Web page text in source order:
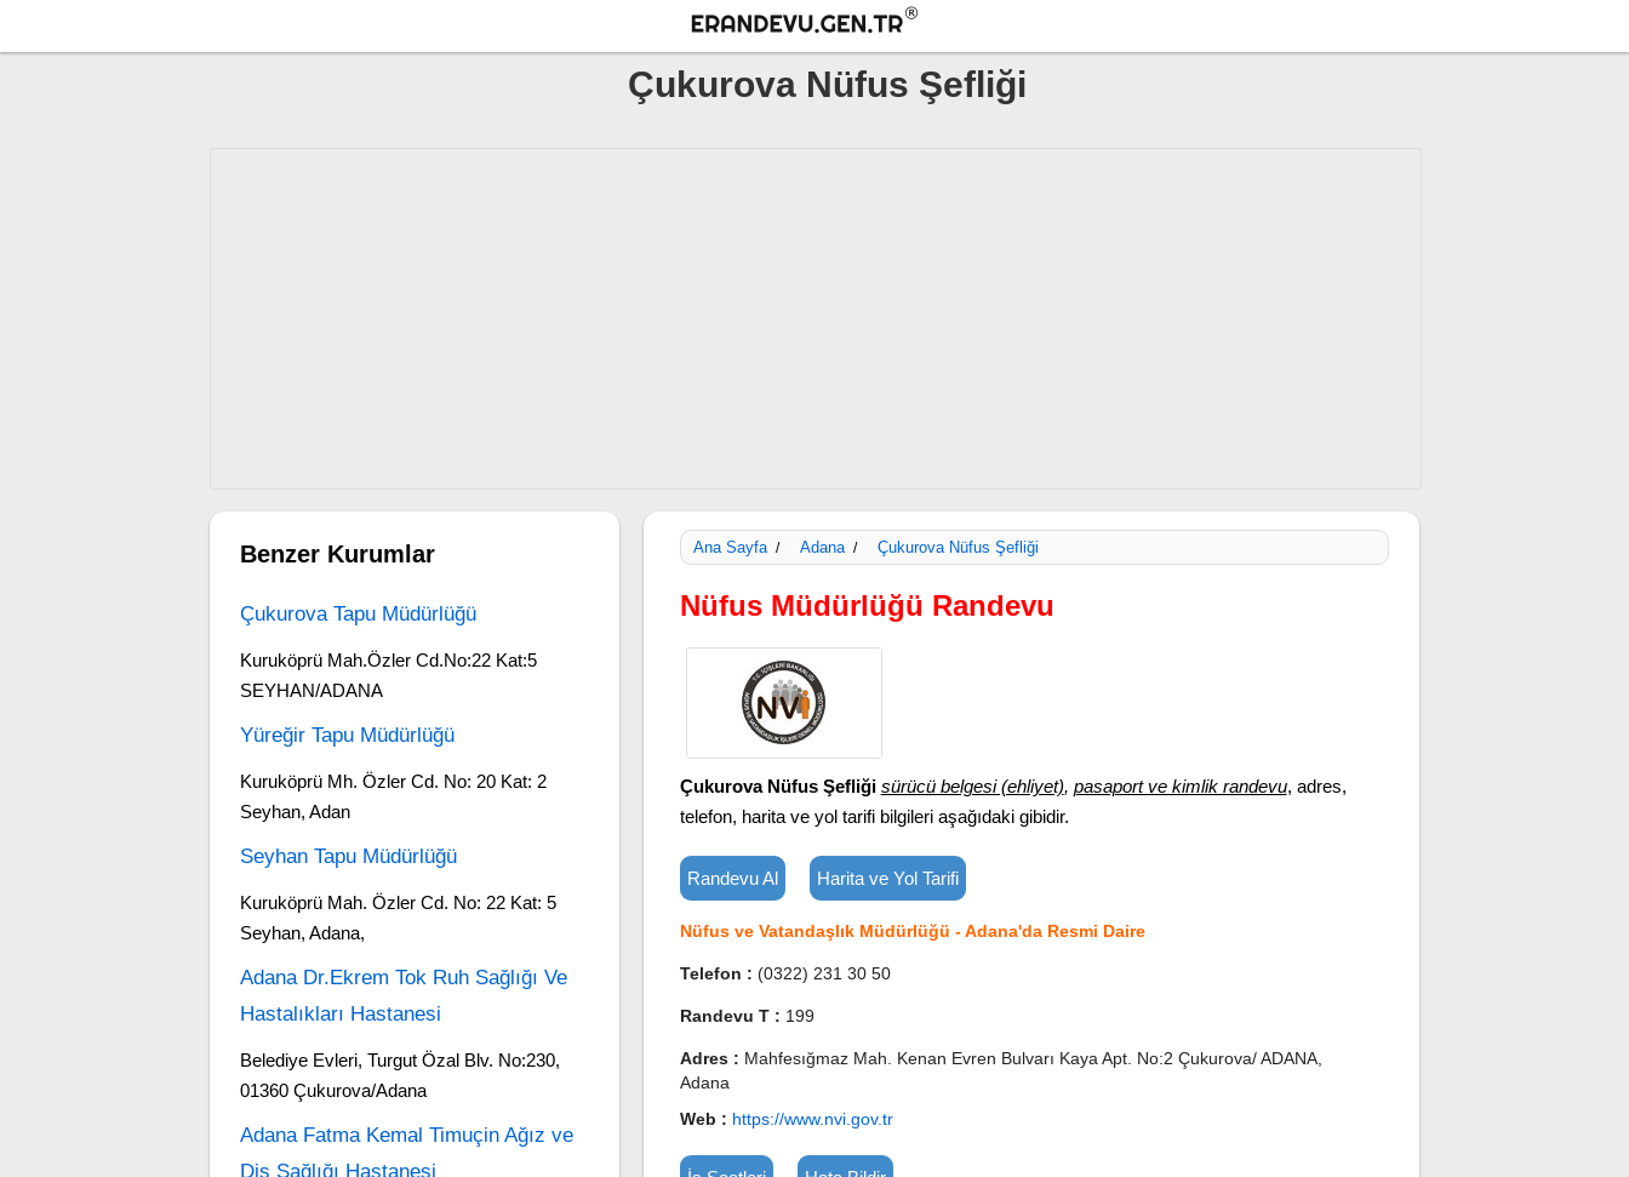
Çukurova Nüfus Şefliği
Ana Sayfa / Adana / Çukurova Nüfus Şefliği
Nüfus Müdürlüğü Randevu
Çukurova Nüfus Şefliği sürücü belgesi (ehliyet), pasaport ve kimlik randevu, adres,
telefon, harita ve yol tarifi bilgileri aşağıdaki gibidir.
Randevu Al Harita ve Yol Tarifi
Nüfus ve Vatandaşlık Müdürlüğü - Adana'da Resmi Daire
Telefon : (0322) 231 30 50
Randevu T : 199
Adres : Mahfesığmaz Mah. Kenan Evren Bulvarı Kaya Apt. No:2 Çukurova/ ADANA,
Adana
Web : https://www.nvi.gov.tr
Benzer Kurumlar
Çukurova Tapu Müdürlüğü
Kuruköprü Mah.Özler Cd.No:22 Kat:5
SEYHAN/ADANA
Yüreğir Tapu Müdürlüğü
Kuruköprü Mh. Özler Cd. No: 20 Kat: 2
Seyhan, Adan
Seyhan Tapu Müdürlüğü
Kuruköprü Mah. Özler Cd. No: 22 Kat: 5
Seyhan, Adana,
Adana Dr.Ekrem Tok Ruh Sağlığı Ve
Hastalıkları Hastanesi
Belediye Evleri, Turgut Özal Blv. No:230,
01360 Çukurova/Adana
Adana Fatma Kemal Timuçin Ağız ve
Diş Sağlığı Hastanesi